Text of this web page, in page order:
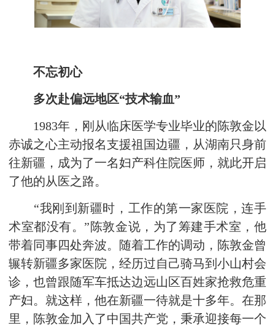
不忘初心
多次赴偏远地区“技术输血”
1983年，刚从临床医学专业毕业的陈敦金以
赤诚之心主动报名支援祖国边疆，从湖南只身前
往新疆，成为了一名妇产科住院医师，就此开启
了他的从医之路。
“我刚到新疆时，工作的第一家医院，连手
术室都没有。”陈敦金说，为了筹建手术室，他
带着同事四处奔波。随着工作的调动，陈敦金曾
辗转新疆多家医院，经历过自己骑马到小山村会
诊，也曾跟随军车抵达边远山区百姓家抢救危重
产妇。就这样，他在新疆一待就是十多年。在那
里，陈敦金加入了中国共产党，秉承迎接每一个